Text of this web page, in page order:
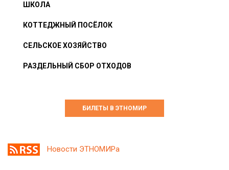
ШКОЛА
КОТТЕДЖНЫЙ ПОСЁЛОК
СЕЛЬСКОЕ ХОЗЯЙСТВО
РАЗДЕЛЬНЫЙ СБОР ОТХОДОВ
БИЛЕТЫ В ЭТНОМИР
Новости ЭТНОМИРа